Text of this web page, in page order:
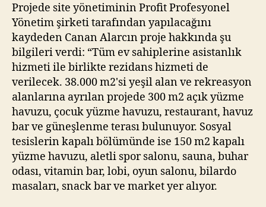
Projede site yönetiminin Profit Profesyonel
Yönetim şirketi tarafından yapılacağını
kaydeden Canan Alarcın proje hakkında şu
bilgileri verdi: “Tüm ev sahiplerine asistanlık
hizmeti ile birlikte rezidans hizmeti de
verilecek. 38.000 m2'si yeşil alan ve rekreasyon
alanlarına ayrılan projede 300 m2 açık yüzme
havuzu, çocuk yüzme havuzu, restaurant, havuz
bar ve güneşlenme terası bulunuyor. Sosyal
tesislerin kapalı bölümünde ise 150 m2 kapalı
yüzme havuzu, aletli spor salonu, sauna, buhar
odası, vitamin bar, lobi, oyun salonu, bilardo
masaları, snack bar ve market yer alıyor.